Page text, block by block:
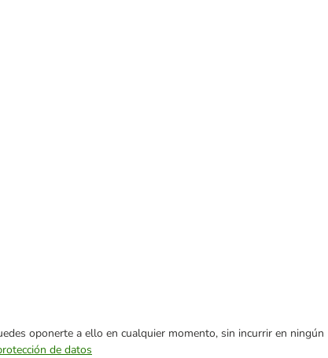
oponerte a ello en cualquier momento, sin incurrir en ningún
de datos